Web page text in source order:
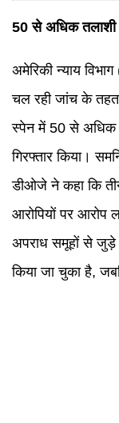
50 से अधिक तलाशी
अमेरिकी न्याय
चल रही जांच के तहत
स्पेन में 50 से अधिक
गिरफ्तार किया।
डीओजे ने कहा कि
आरोपियों पर आरोप
अपराध समूहों से जुड़े
किया जा चुका है,